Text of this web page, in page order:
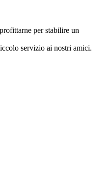
per stabilire un
servizio ai nostri amici.